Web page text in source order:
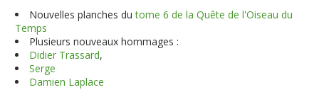
Nouvelles planches dutome 6 de la Quête de l'Oiseau du
Temps
Plusieurs nouveaux hommages :
Didier Trassard,
Serge
Damien Laplace